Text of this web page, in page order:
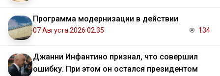
Программа модернизации в действии
07 Августа 2026 02:35 134
Джанни Инфантино признал, что совершил
ошибку. При этом он остался президентом